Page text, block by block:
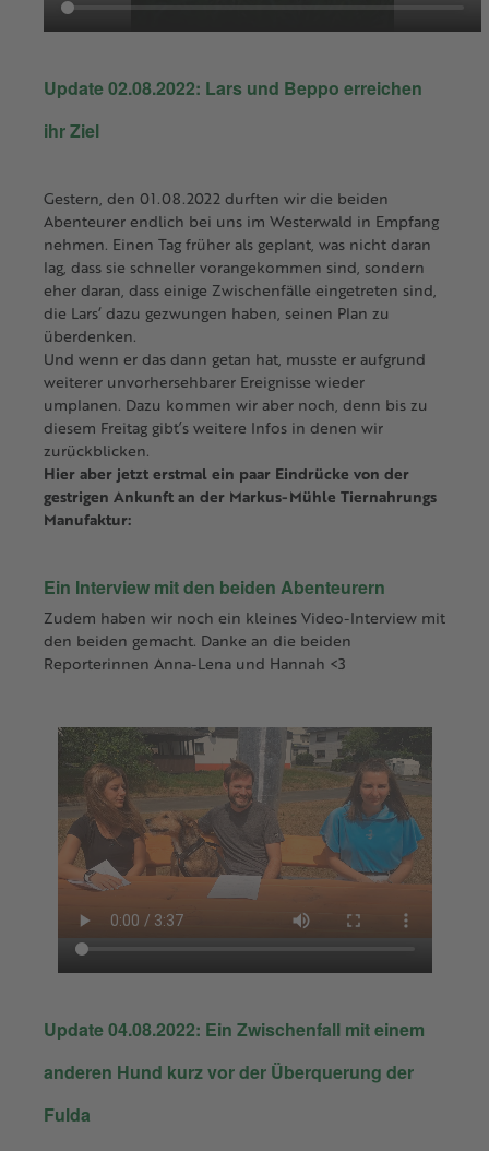
Update 02.08.2022: Lars und Beppo erreichen
ihr Ziel
Gestern, den 01.08.2022 durften wir die beiden
Abenteurer endlich bei uns im Westerwald in Empfang
nehmen. Einen Tag früher als geplant, was nicht daran
lag, dass sie schneller vorangekommen sind, sondern
eher daran, dass einige Zwischenfälle eingetreten sind,
die Lars‘ dazu gezwungen haben, seinen Plan zu
überdenken.
Und wenn er das dann getan hat, musste er aufgrund
weiterer unvorhersehbarer Ereignisse wieder
umplanen. Dazu kommen wir aber noch, denn bis zu
diesem Freitag gibt’s weitere Infos in denen wir
zurückblicken.
Hier aber jetzt erstmal ein paar Eindrücke von der
gestrigen Ankunft an der Markus-Mühle Tiernahrungs
Manufaktur:
Ein Interview mit den beiden Abenteurern
Zudem haben wir noch ein kleines Video-Interview mit
den beiden gemacht. Danke an die beiden
Reporterinnen Anna-Lena und Hannah <3
Update 04.08.2022: Ein Zwischenfall mit einem
anderen Hund kurz vor der Überquerung der
Fulda